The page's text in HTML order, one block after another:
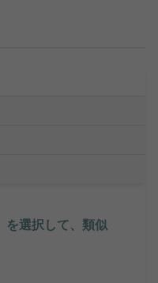
を選択して、類似